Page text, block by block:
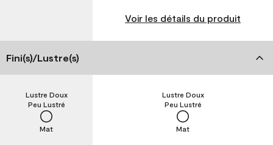
Voir les détails du produit
Fini(s)/Lustre(s)
Mat
Peu Lustré
Lustre Doux
Mat
Peu Lustré
Lustre Doux